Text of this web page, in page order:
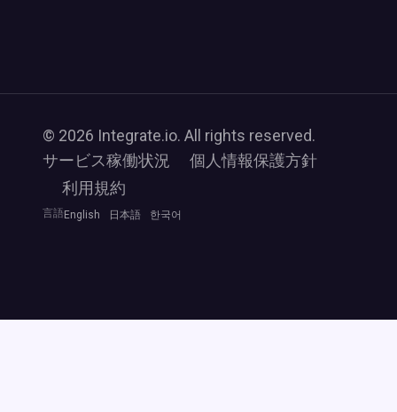
© 2026 Integrate.io. All rights reserved.
サービス稼働状況
個人情報保護方針
利用規約
言語 English 日本語 한국어